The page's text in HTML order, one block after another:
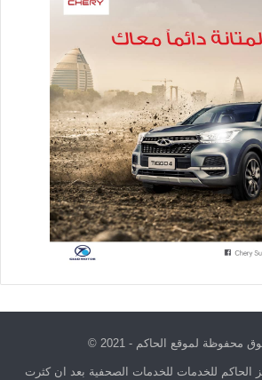
محفوظة لموقع الحاكم - 2021 ©
للخدمات للخدمات الصحفية بعد ان كثرت